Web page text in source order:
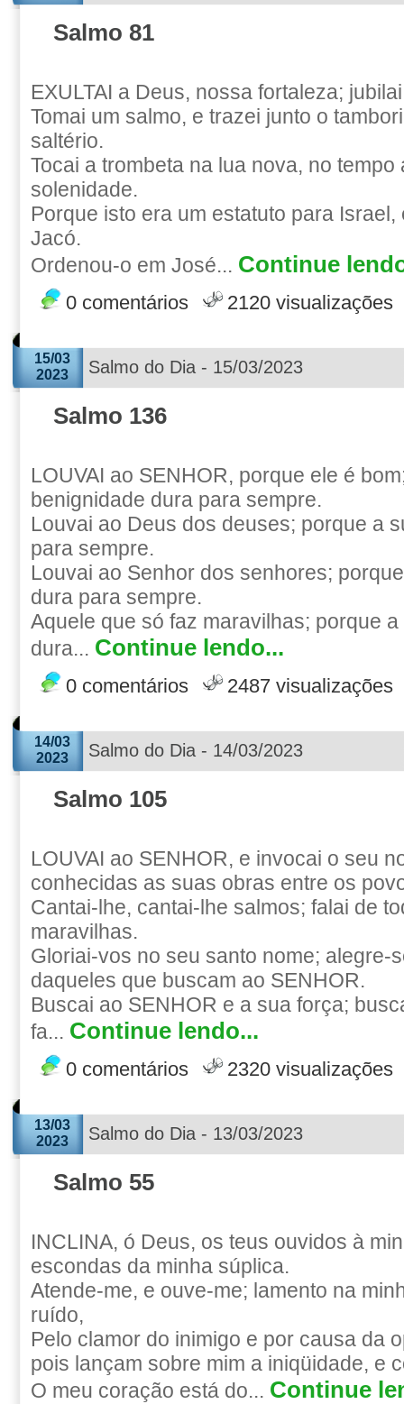
Salmo 81
EXULTAI a Deus, nossa fortaleza;
Tomai um salmo, e trazei junto o
saltério.
Tocai a trombeta na lua nova, no
solenidade.
Porque isto era um estatuto para
Jacó.
Ordenou-o em José... Continue
0 comentários 2120 visualizações
15/03
2023
Salmo do Dia - 15/03/2023
Salmo 136
LOUVAI ao SENHOR, porque ele é
benignidade dura para sempre.
Louvai ao Deus dos deuses; porque a
para sempre.
Louvai ao Senhor dos senhores;
dura para sempre.
Aquele que só faz maravilhas; porque
dura... Continue lendo...
0 comentários 2487 visualizações
14/03
2023
Salmo do Dia - 14/03/2023
Salmo 105
LOUVAI ao SENHOR, e invocai o seu
conhecidas as suas obras entre os
Cantai-lhe, cantai-lhe salmos; falai de
maravilhas.
Gloriai-vos no seu santo nome; alegre-
daqueles que buscam ao SENHOR.
Buscai ao SENHOR e a sua força;
fa... Continue lendo...
0 comentários 2320 visualizações
13/03
2023
Salmo do Dia - 13/03/2023
Salmo 55
INCLINA, ó Deus, os teus ouvidos à
escondas da minha súplica.
Atende-me, e ouve-me; lamento na
ruído,
Pelo clamor do inimigo e por causa da
pois lançam sobre mim a iniqüidade, e
O meu coração está do... Continue